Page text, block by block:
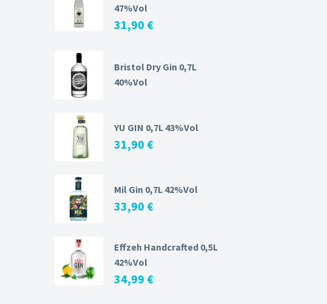
47%Vol
31,90 €
Bristol Dry Gin 0,7L
40%Vol
YU GIN 0,7L 43%Vol
31,90 €
Mil Gin 0,7L 42%Vol
33,90 €
Effzeh Handcrafted 0,5L
42%Vol
34,99 €